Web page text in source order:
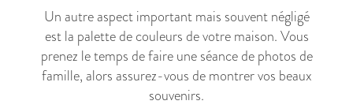
Un autre aspect important mais souvent négligé
est la palette de couleurs de votre maison. Vous
prenez le temps de faire une séance de photos de
famille, alors assurez-vous de montrer vos beaux
souvenirs.